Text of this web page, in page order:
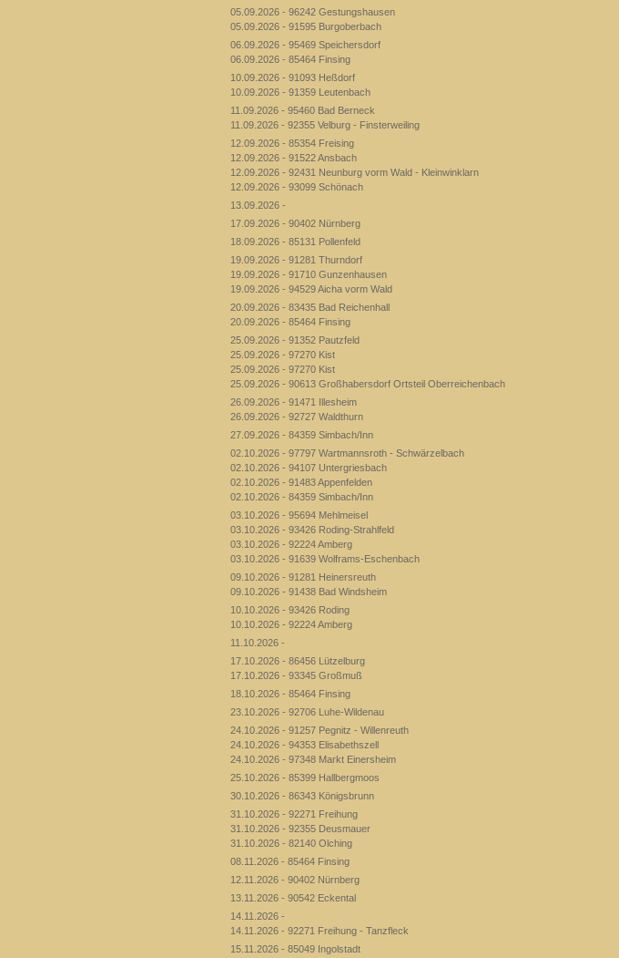
05.09.2026 - 96242 Gestungshausen
05.09.2026 - 91595 Burgoberbach
06.09.2026 - 95469 Speichersdorf
06.09.2026 - 85464 Finsing
10.09.2026 - 91093 Heßdorf
10.09.2026 - 91359 Leutenbach
11.09.2026 - 95460 Bad Berneck
11.09.2026 - 92355 Velburg - Finsterweiling
12.09.2026 - 85354 Freising
12.09.2026 - 91522 Ansbach
12.09.2026 - 92431 Neunburg vorm Wald - Kleinwinklarn
12.09.2026 - 93099 Schönach
13.09.2026 -
17.09.2026 - 90402 Nürnberg
18.09.2026 - 85131 Pollenfeld
19.09.2026 - 91281 Thurndorf
19.09.2026 - 91710 Gunzenhausen
19.09.2026 - 94529 Aicha vorm Wald
20.09.2026 - 83435 Bad Reichenhall
20.09.2026 - 85464 Finsing
25.09.2026 - 91352 Pautzfeld
25.09.2026 - 97270 Kist
25.09.2026 - 97270 Kist
25.09.2026 - 90613 Großhabersdorf Ortsteil Oberreichenbach
26.09.2026 - 91471 Illesheim
26.09.2026 - 92727 Waldthurn
27.09.2026 - 84359 Simbach/Inn
02.10.2026 - 97797 Wartmannsroth - Schwärzelbach
02.10.2026 - 94107 Untergriesbach
02.10.2026 - 91483 Appenfelden
02.10.2026 - 84359 Simbach/Inn
03.10.2026 - 95694 Mehlmeisel
03.10.2026 - 93426 Roding-Strahlfeld
03.10.2026 - 92224 Amberg
03.10.2026 - 91639 Wolframs-Eschenbach
09.10.2026 - 91281 Heinersreuth
09.10.2026 - 91438 Bad Windsheim
10.10.2026 - 93426 Roding
10.10.2026 - 92224 Amberg
11.10.2026 -
17.10.2026 - 86456 Lützelburg
17.10.2026 - 93345 Großmuß
18.10.2026 - 85464 Finsing
23.10.2026 - 92706 Luhe-Wildenau
24.10.2026 - 91257 Pegnitz - Willenreuth
24.10.2026 - 94353 Elisabethszell
24.10.2026 - 97348 Markt Einersheim
25.10.2026 - 85399 Hallbergmoos
30.10.2026 - 86343 Königsbrunn
31.10.2026 - 92271 Freihung
31.10.2026 - 92355 Deusmauer
31.10.2026 - 82140 Olching
08.11.2026 - 85464 Finsing
12.11.2026 - 90402 Nürnberg
13.11.2026 - 90542 Eckental
14.11.2026 -
14.11.2026 - 92271 Freihung - Tanzfleck
15.11.2026 - 85049 Ingolstadt